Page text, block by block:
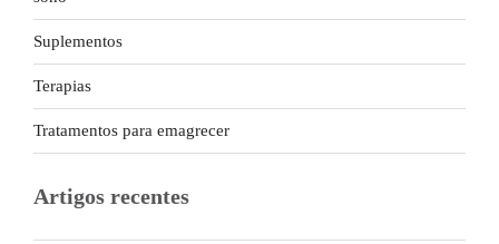
Suplementos
Terapias
Tratamentos para emagrecer
Artigos recentes